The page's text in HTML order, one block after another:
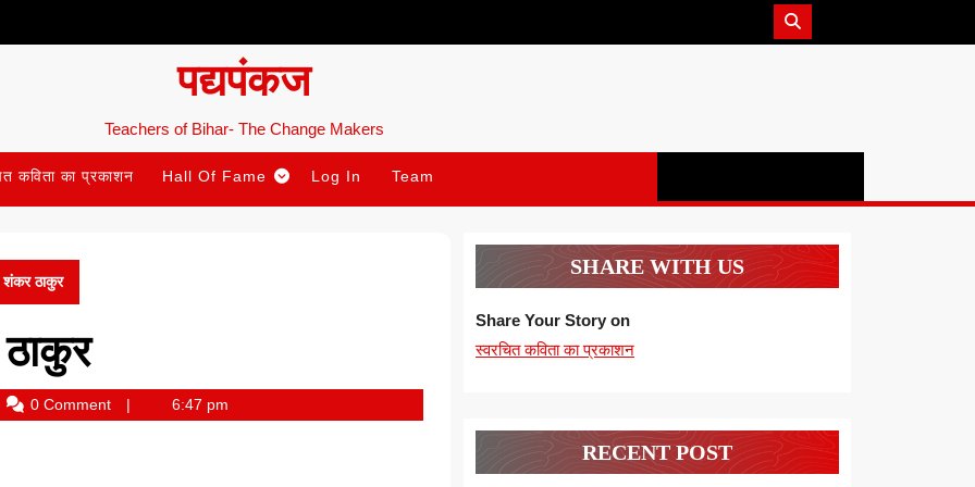
पद्यपंकज
Teachers of Bihar- The Change Makers
कविता का प्रकाशन Hall Of Fame Log In Team
शंकर ठाकुर
0 Comment 6:47 pm
SHARE WITH US
Share Your Story on
स्वरचित कविता का प्रकाशन
RECENT POST